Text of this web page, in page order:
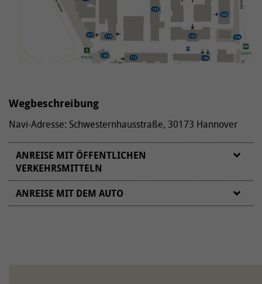
Wegbeschreibung
Navi-Adresse: Schwesternhausstraße, 30173 Hannover
ANREISE MIT ÖFFENTLICHEN
VERKEHRSMITTELN
ANREISE MIT DEM AUTO